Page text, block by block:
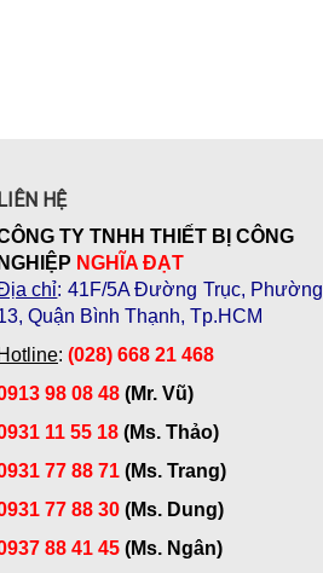
LIÊN HỆ
TY TNHH THIẾT BỊ CÔNG
NGHIỆP NGHĨA ĐẠT
chỉ: 41F/5A Đường Trục, Phường
Quận Bình Thạnh, Tp.HCM
Hotline: (028) 668 21 468
98 08 48 (Mr. Vũ)
11 55 18 (Ms. Thảo)
77 88 71 (Ms. Trang)
77 88 30 (Ms. Dung)
88 41 45 (Ms. Ngân)